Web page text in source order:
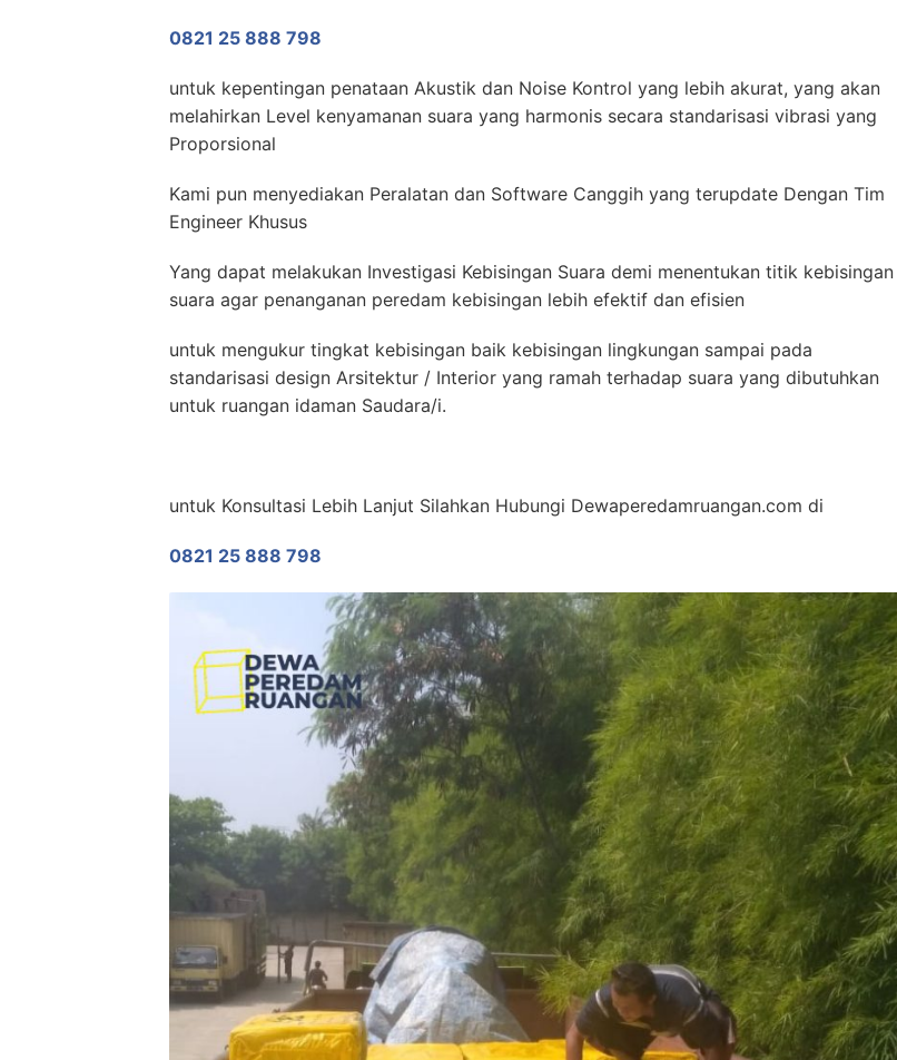
0821 25 888 798
untuk kepentingan penataan Akustik dan Noise Kontrol yang lebih akurat, yang akan
melahirkan Level kenyamanan suara yang harmonis secara standarisasi vibrasi yang
Proporsional
Kami pun menyediakan Peralatan dan Software Canggih yang terupdate Dengan Tim
Engineer Khusus
Yang dapat melakukan Investigasi Kebisingan Suara demi menentukan titik kebisingan
suara agar penanganan peredam kebisingan lebih efektif dan efisien
untuk mengukur tingkat kebisingan baik kebisingan lingkungan sampai pada
standarisasi design Arsitektur / Interior yang ramah terhadap suara yang dibutuhkan
untuk ruangan idaman Saudara/i.
untuk Konsultasi Lebih Lanjut Silahkan Hubungi Dewaperedamruangan.com di
0821 25 888 798